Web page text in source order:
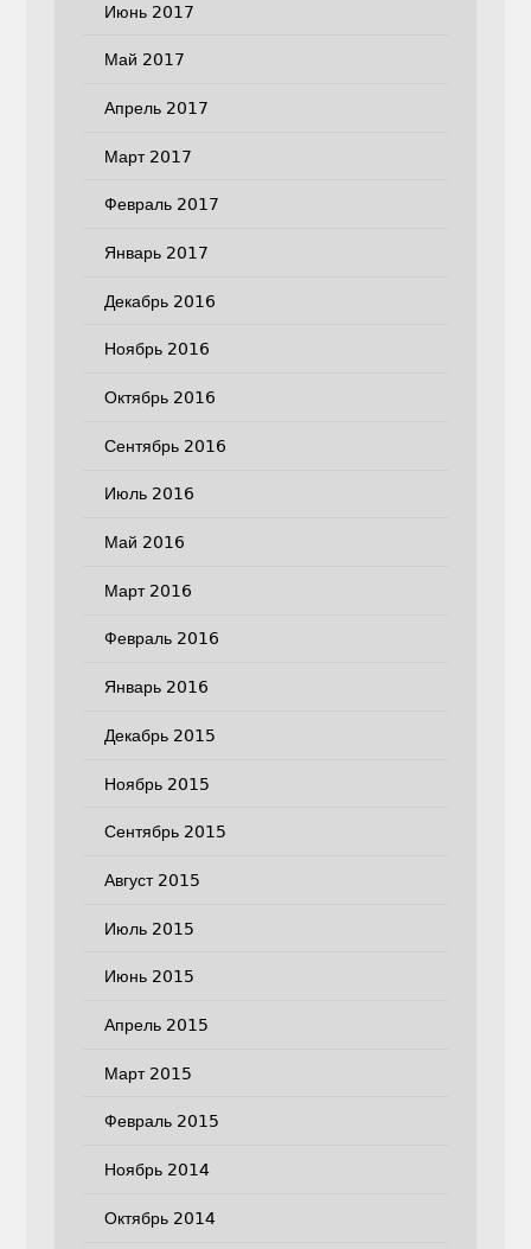
Июнь 2017
Май 2017
Апрель 2017
Март 2017
Февраль 2017
Январь 2017
Декабрь 2016
Ноябрь 2016
Октябрь 2016
Сентябрь 2016
Июль 2016
Май 2016
Март 2016
Февраль 2016
Январь 2016
Декабрь 2015
Ноябрь 2015
Сентябрь 2015
Август 2015
Июль 2015
Июнь 2015
Апрель 2015
Март 2015
Февраль 2015
Ноябрь 2014
Октябрь 2014